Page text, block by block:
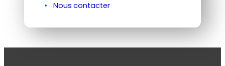
Nous contacter